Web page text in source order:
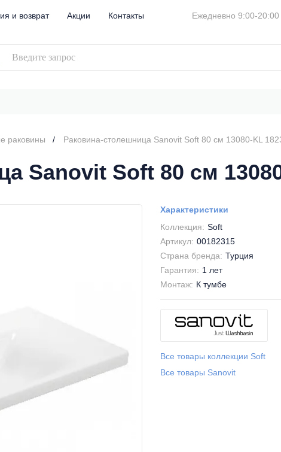
и возврат Акции Контакты Ежедневно 9:00-20:00
раковины Раковина-столешница Sanovit Soft 80 см 13080-KL
Sanovit Soft 80 см
Характеристики
Коллекция: Soft
Артикул: 00182315
Страна бренда: Турция
Гарантия: 1 лет
Монтаж: К тумбе
Все товары коллекции Soft
Все товары Sanovit